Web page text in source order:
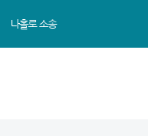
나홀로 소송